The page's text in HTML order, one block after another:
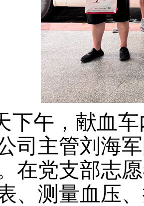
下午，献血
司主管刘海
在党支部志
、测量血压